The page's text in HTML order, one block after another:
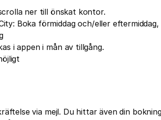
ner till önskat kontor.
Boka förmiddag och/eller
i appen i mån av tillgång.
via mejl. Du hittar även din